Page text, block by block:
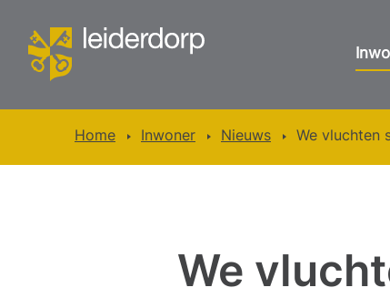
Home Inwoner Nieuws We vluchten
We